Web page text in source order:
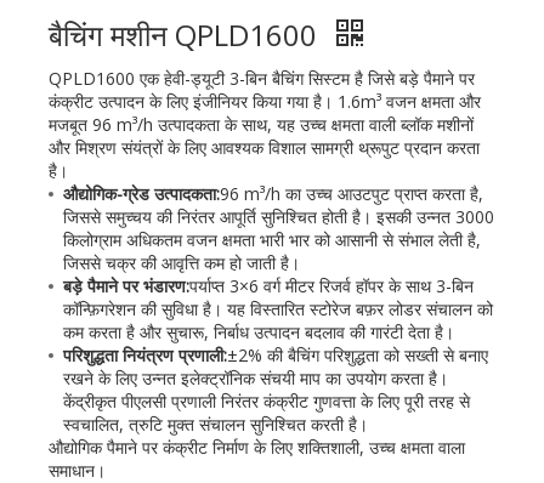
बैचिंग मशीन QPLD1600
QPLD1600 एक हेवी-ड्यूटी 3-बिन बैचिंग सिस्टम है जिसे बड़े पैमाने पर
कंक्रीट उत्पादन के लिए इंजीनियर किया गया है। 1.6m³ वजन क्षमता और
मजबूत 96 m³/h उत्पादकता के साथ, यह उच्च क्षमता वाली ब्लॉक मशीनों
और मिश्रण संयंत्रों के लिए आवश्यक विशाल सामग्री थ्रूपुट प्रदान करता
है।
औद्योगिक-ग्रेड उत्पादकता:96 m³/h का उच्च आउटपुट प्राप्त करता है,
जिससे समुच्चय की निरंतर आपूर्ति सुनिश्चित होती है। इसकी उन्नत 3000
किलोग्राम अधिकतम वजन क्षमता भारी भार को आसानी से संभाल लेती है,
जिससे चक्र की आवृत्ति कम हो जाती है।
बड़े पैमाने पर भंडारण:पर्याप्त 3×6 वर्ग मीटर रिजर्व हॉपर के साथ 3-बिन
कॉन्फ़िगरेशन की सुविधा है। यह विस्तारित स्टोरेज बफ़र लोडर संचालन को
कम करता है और सुचारू, निर्बाध उत्पादन बदलाव की गारंटी देता है।
परिशुद्धता नियंत्रण प्रणाली:±2% की बैचिंग परिशुद्धता को सख्ती से बनाए
रखने के लिए उन्नत इलेक्ट्रॉनिक संचयी माप का उपयोग करता है।
केंद्रीकृत पीएलसी प्रणाली निरंतर कंक्रीट गुणवत्ता के लिए पूरी तरह से
स्वचालित, त्रुटि मुक्त संचालन सुनिश्चित करती है।
औद्योगिक पैमाने पर कंक्रीट निर्माण के लिए शक्तिशाली, उच्च क्षमता वाला
समाधान।